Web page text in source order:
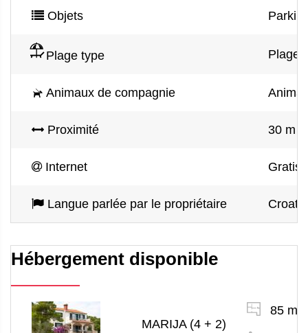
Objets
Plage type Plage
Animaux de compagnie
Proximité 30 m
Internet Gratis
Langue parlée par le propriétaire
Hébergement disponible
MARIJA (4 + 2)
85 m